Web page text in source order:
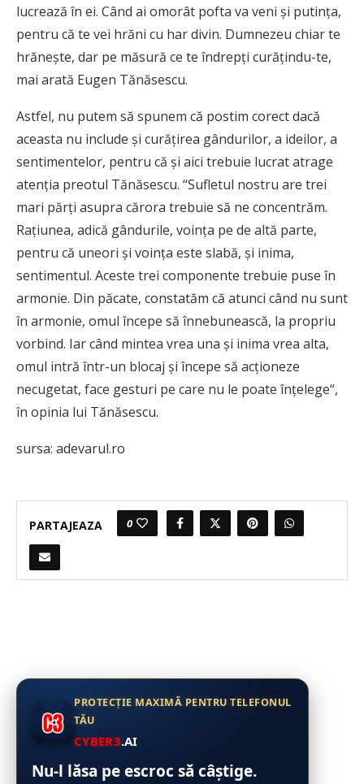
lucrează în ei. Când ai omorât pofta va veni şi putinţa,
pentru că te vei hrăni cu har divin. Dumnezeu chiar te
hrăneşte, dar pe măsură ce te îndrepţi curăţindu-te,
mai arată Eugen Tănăsescu.
Astfel, nu putem să spunem că postim corect dacă
aceasta nu include şi curăţirea gândurilor, a ideilor, a
sentimentelor, pentru că şi aici trebuie lucrat atrage
atenţia preotul Tănăsescu. “Sufletul nostru are trei
mari părţi asupra cărora trebuie să ne concentrăm.
Raţiunea, adică gândurile, voinţa pe de altă parte,
pentru că uneori şi voinţa este slabă, şi inima,
sentimentul. Aceste trei componente trebuie puse în
armonie. Din păcate, constatăm că atunci când nu sunt
în armonie, omul începe să înnebunească, la propriu
vorbind. Iar când mintea vrea una şi inima vrea alta,
omul intră într-un blocaj şi începe să acţioneze
necugetat, face gesturi pe care nu le poate înţelege“,
în opinia lui Tănăsescu.
sursa: adevarul.ro
PARTAJEAZA 0
PROTECȚIE MAXIMĂ PENTRU TELEFONUL
TĂU
CYBER3.AI
Nu-l lăsa pe escroc să câștige.